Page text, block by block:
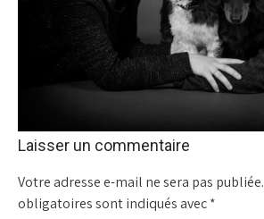
Laisser un commentaire
Votre adresse e-mail ne sera pas publiée.
obligatoires sont indiqués avec*